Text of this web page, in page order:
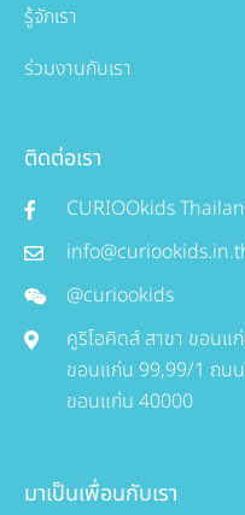
รู้จักเรา
ร่วมงานกับเรา
ติดต่อเรา
CURIOOkids
@curiookids
คูริโอคิดส์ สาขา ขอนแ
ขอนแก่น 99,99/1 ถนน
ขอนแก่น 40000
มาเป็นเพื่อนกับเรา